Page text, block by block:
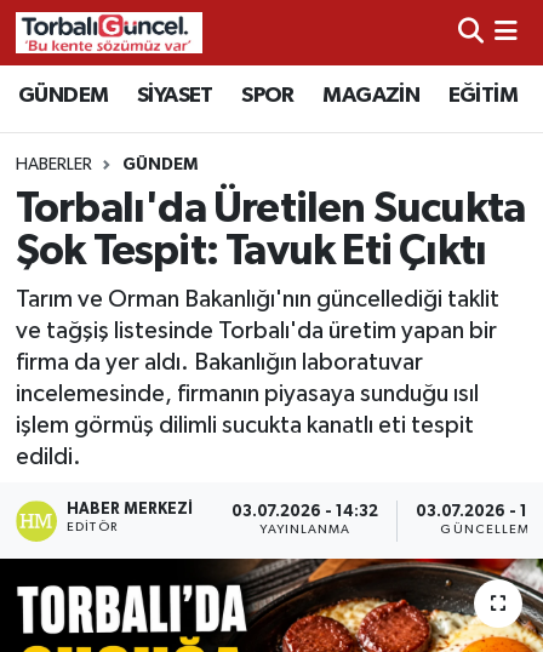
GÜNDEM SİYASET SPOR MAGAZİN EĞİTİM
HABERLER GÜNDEM
Torbalı'da Üretilen Sucukta
Şok Tespit: Tavuk Eti Çıktı
Tarım ve Orman Bakanlığı'nın güncellediği taklit
ve tağşiş listesinde Torbalı'da üretim yapan bir
firma da yer aldı. Bakanlığın laboratuvar
incelemesinde, firmanın piyasaya sunduğu ısıl
işlem görmüş dilimli sucukta kanatlı eti tespit
edildi.
HABER MERKEZI
EDITÖR
03.07.2026 - 14:32
YAYINLANMA
03.07.2026 -
GÜNCELLEME
İzmir Nöbetçi Eczaneler
İzmir Hava Durumu
İzmir Namaz Vakitleri
İzmir Trafik Yoğunluk Haritası
Süper Lig Puan Durumu ve Fikstür
Tüm Manşetler
Son Dakika Haberleri
Haber Arşivi